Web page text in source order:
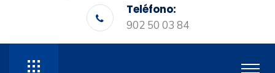
Teléfono:
902 50 03 84